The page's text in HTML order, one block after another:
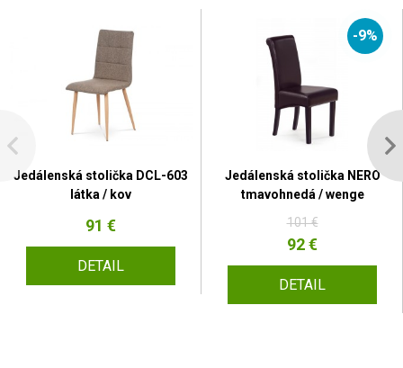
Jedálenská stolička DCL-603
látka / kov
91 €
DETAIL
-9%
Jedálenská stolička NERO
tmavohnedá / wenge
101 €
92 €
DETAIL